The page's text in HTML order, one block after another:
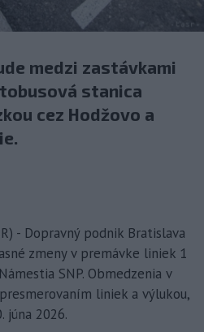
medzi zastávkami
stanica
cez Hodžovo a
- Dopravný podnik Bratislava
zmeny v premávke liniek 1
SNP. Obmedzenia v
liniek a výlukou,
júna 2026.